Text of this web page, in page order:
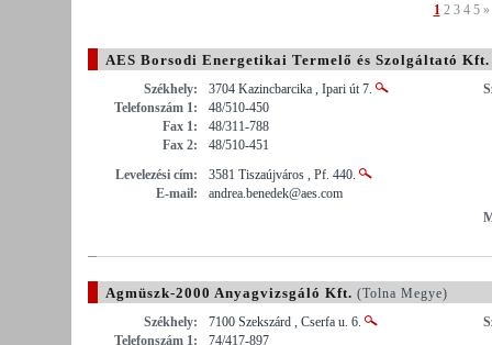
1 2 3 4 5 »
AES Borsodi Energetikai Termelő és Szolgáltató Kft.
Székhely:
3704 Kazincbarcika , Ipari út 7.
Telefonszám 1:
48/510-450
Fax 1:
48/311-788
Fax 2:
48/510-451
Levelezési cím:
3581 Tiszaújváros , Pf. 440.
E-mail:
andrea.benedek@aes.com
Agmüszk-2000 Anyagvizsgáló Kft. (Tolna Megye)
Székhely:
7100 Szekszárd , Cserfa u. 6.
Telefonszám 1:
74/417-897